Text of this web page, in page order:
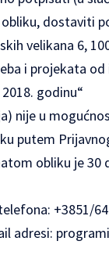
dostaviti
velikana 6,
i projekata
godinu“
nije u
putem
obliku je 30
+3851/
adresi: